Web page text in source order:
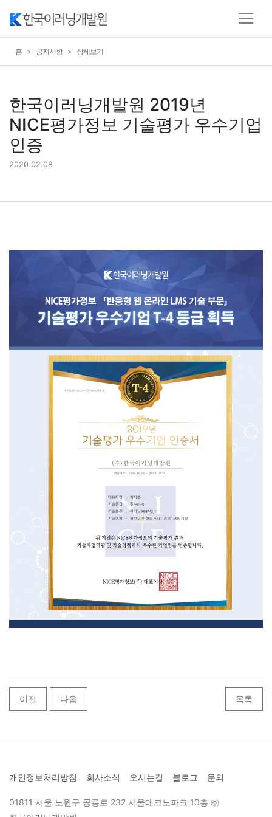
홈 공지사항 상세보기
한국이러닝개발원 2019년
NICE평가정보 기술평가 우수기업
인증
2020.02.08
이전 다음 목록
개인정보처리방침 회사소식 오시는길 블로그 문의
01811 서울 노원구 공릉로 232 서울테크노파크 10층 ㈜